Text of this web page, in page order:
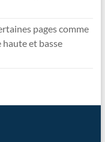
pages comme
et basse